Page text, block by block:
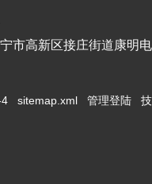
市高新区接庄街道康明
sitemap.xml 管理登陆 技